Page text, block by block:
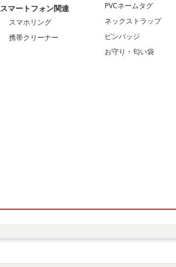
スマートフォン関連
スマホリング
携帯クリーナー
PVCネームタグ
ネックストラップ
ピンバッジ
お守り・匂い袋